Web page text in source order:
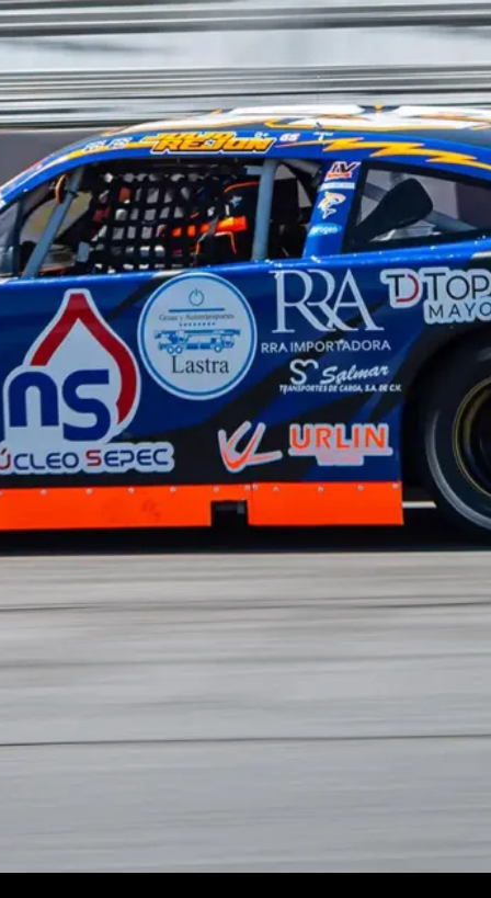
El México GP presenta a Michel
Jourdain Jr. como embajador
de la edición 2026
¡Síguenos!
Facebook InstagramX